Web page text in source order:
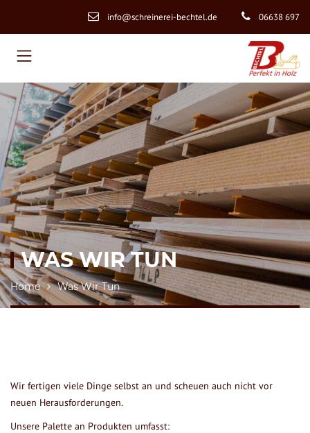
info@schreinerei-bechtel.de 06638 697
WAS WIR TUN
Home Was Wir Tun
Wir fertigen viele Dinge selbst an und scheuen auch nicht vor
neuen Herausforderungen.
Unsere Palette an Produkten umfasst: